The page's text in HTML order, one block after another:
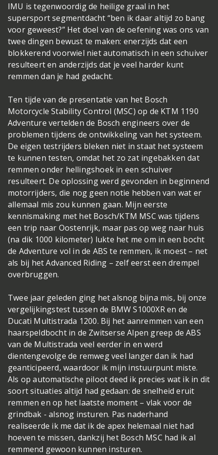
IMU is tegenwoordig de heilige graal in het
supersport segmentdacht “ben ik daar altijd zo bang
voor geweest?” Het doel van de oefening was ons van
twee dingen bewust te maken: enerzijds dat een
blokkerend voorwiel niet automatisch in een schuiver
resulteert en anderzijds dat je veel harder kunt
remmen dan je had gedacht.
Ten tijde van de presentatie van het Bosch
Motorcycle Stability Control (MSC) op de KTM 1190
Adventure vertelden de Bosch engineers over de
problemen tijdens de ontwikkeling van het systeem.
De eigen testrijders bleken niet in staat het systeem
te kunnen testen, omdat het zo zat ingebakken dat
remmen onder hellingshoek in een schuiver
resulteert. De oplossing werd gevonden in beginnend
motorrijders, die nog geen notie hebben van wat er
allemaal mis zou kunnen gaan. Mijn eerste
kennismaking met het Bosch/KTM MSC was tijdens
een trip naar Oostenrijk, maar pas op weg naar huis
(na dik 1000 kilometer) lukte het me om in een bocht
de Adventure vol in de ABS te remmen, ik moest – net
als bij het Advanced Riding – zelf eerst een drempel
overbruggen.
Twee jaar geleden ging het alsnog bijna mis, bij onze
vergelijkingstest tussen de BMW S1000XR en de
Ducati Multistrada 1200. Bij het aanremmen van een
haarspeldbocht in de Zwitserse Alpen greep de ABS
van de Multistrada veel eerder in en werd
dientengevolge de remweg veel langer dan ik had
geanticipeerd, waardoor ik mijn instuurpunt miste.
Als op automatische piloot deed ik precies wat ik in dit
soort situaties altijd had gedaan: de snelheid eruit
remmen en op het laatste moment – vlak voor de
grindbak - alsnog insturen. Pas naderhand
realiseerde ik me dat ik de apex helemaal niet had
hoeven te missen, dankzij het Bosch MSC had ik al
remmend gewoon kunnen insturen.